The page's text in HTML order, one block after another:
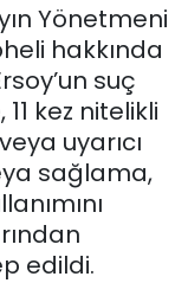
Yönetmeni
hakkında
suç
kez nitelikli
uyarıcı
sağlama,
edildi.